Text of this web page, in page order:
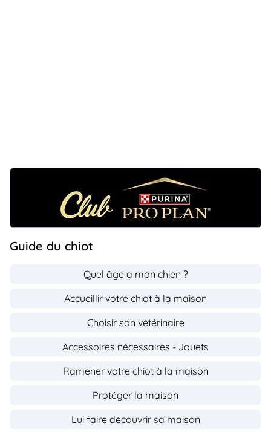
Guide du chiot
Quel âge a mon chien ?
Accueillir votre chiot à la maison
Choisir son vétérinaire
Accessoires nécessaires - Jouets
Ramener votre chiot à la maison
Protéger la maison
Lui faire découvrir sa maison